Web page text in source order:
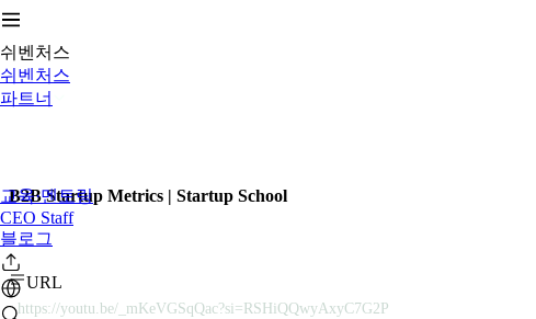
쉬벤처스
쉬벤처스
파트너
교육·멘토링
CEO Staff
블로그
B2B Startup Metrics | Startup School
URL
https://youtu.be/_mKeVGSqQac?si=RSHiQQwyAxyC7G2P